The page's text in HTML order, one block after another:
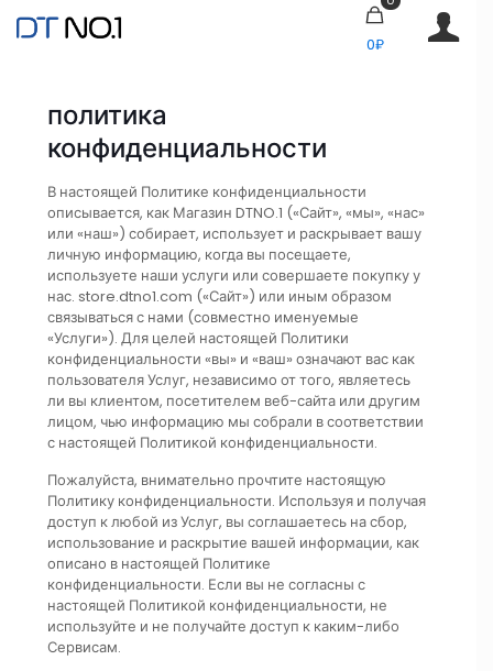
0₽
политика
конфиденциальности
В настоящей Политике конфиденциальности
описывается, как Магазин DTNO.1 («Сайт», «мы», «нас»
или «наш») собирает, использует и раскрывает вашу
личную информацию, когда вы посещаете,
используете наши услуги или совершаете покупку у
нас. store.dtno1.com («Сайт») или иным образом
связываться с нами (совместно именуемые
«Услуги»). Для целей настоящей Политики
конфиденциальности «вы» и «ваш» означают вас как
пользователя Услуг, независимо от того, являетесь
ли вы клиентом, посетителем веб-сайта или другим
лицом, чью информацию мы собрали в соответствии
с настоящей Политикой конфиденциальности.
Пожалуйста, внимательно прочтите настоящую
Политику конфиденциальности. Используя и получая
доступ к любой из Услуг, вы соглашаетесь на сбор,
использование и раскрытие вашей информации, как
описано в настоящей Политике
конфиденциальности. Если вы не согласны с
настоящей Политикой конфиденциальности, не
используйте и не получайте доступ к каким-либо
Сервисам.